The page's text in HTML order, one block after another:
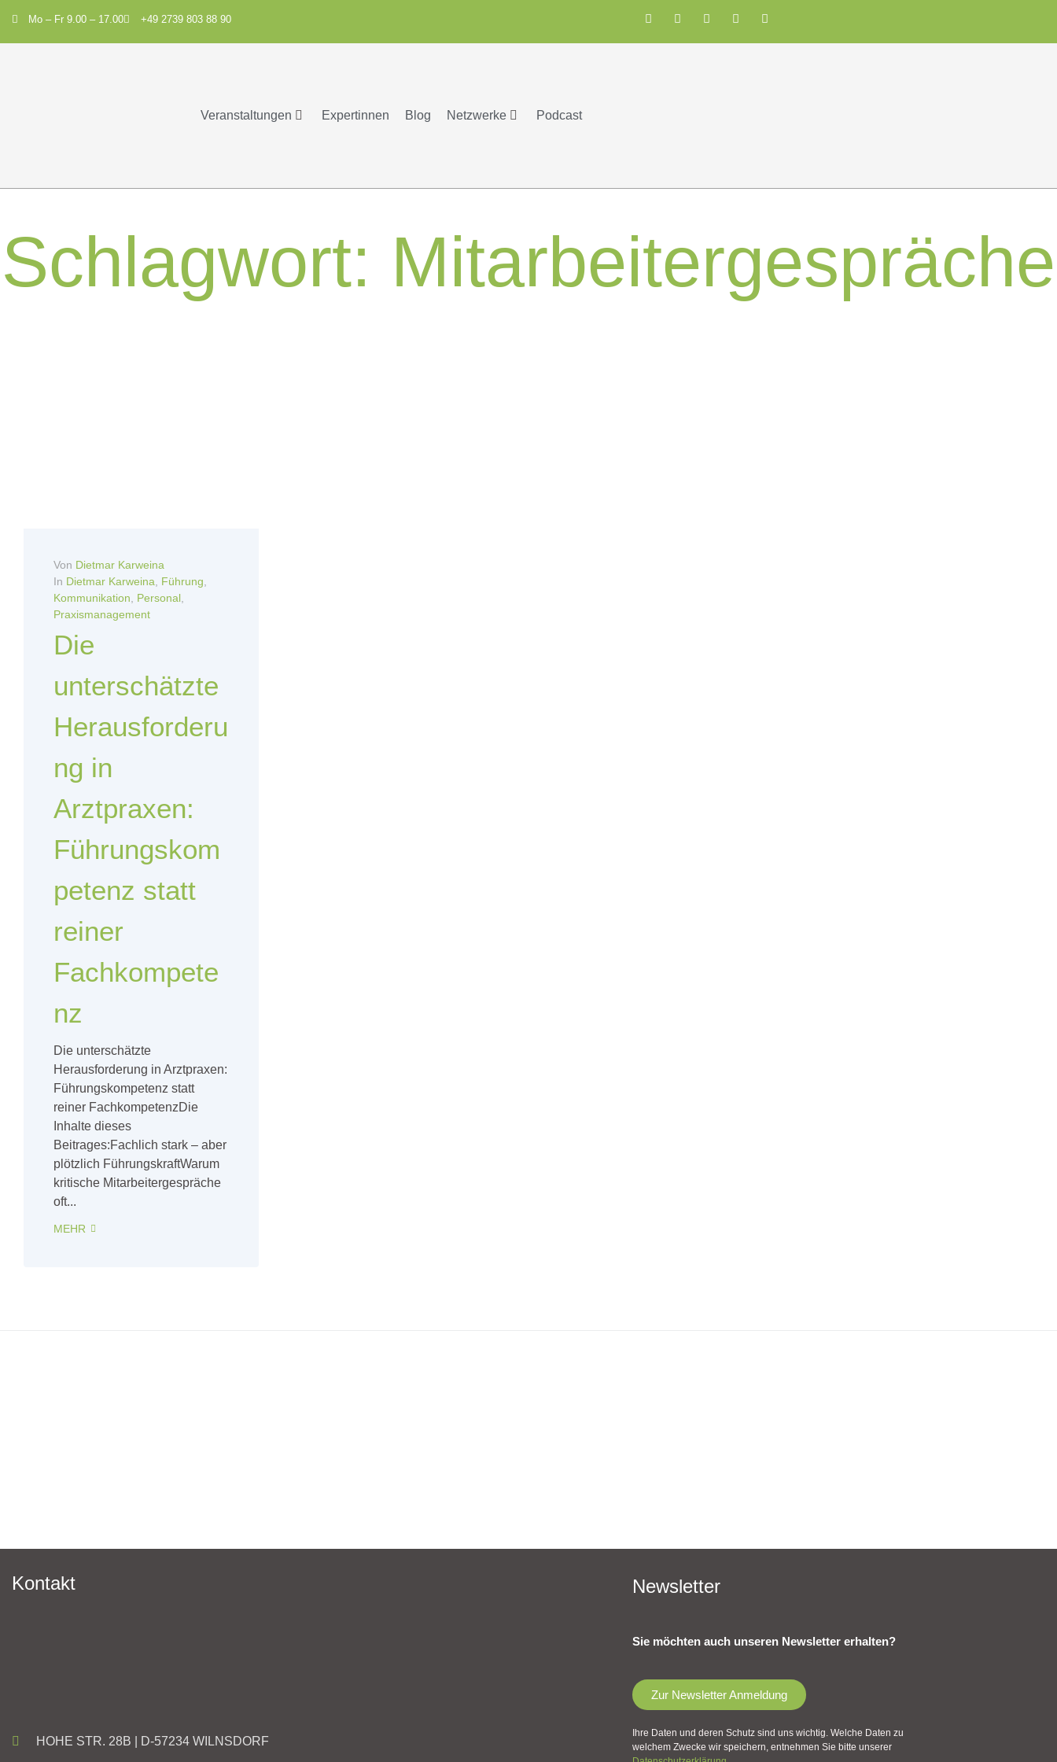
Mo – Fr 9.00 – 17.00 +49 2739 803 88 90
Veranstaltungen Expertinnen Blog Netzwerke Podcast
Schlagwort: Mitarbeitergespräche
Von Dietmar Karweina
In Dietmar Karweina Führung
Kommunikation
Personal
Praxismanagement
Die
unterschätzte
Herausforderu
ng in
Arztpraxen:
Führungskom
petenz statt
reiner
Fachkompete
nz
Die unterschätzte
Herausforderung in Arztpraxen:
Führungskompetenz statt
reiner FachkompetenzDie
Inhalte dieses
Beitrages:Fachlich stark – aber
plötzlich FührungskraftWarum
kritische Mitarbeitergespräche
oft...
MEHR
Kontakt
HOHE STR. 28B | D-57234 WILNSDORF
Newsletter
Sie möchten auch unseren Newsletter erhalten?
Zur Newsletter Anmeldung
Ihre Daten und deren Schutz sind uns wichtig. Welche Daten zu
welchem Zwecke wir speichern, entnehmen Sie bitte unserer